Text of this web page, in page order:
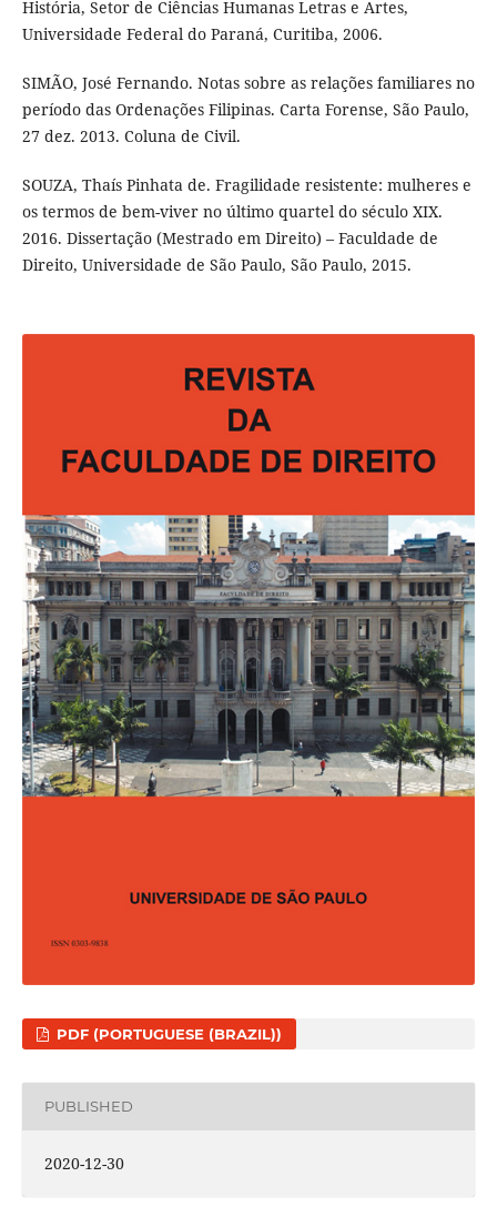
História, Setor de Ciências Humanas Letras e Artes,
Universidade Federal do Paraná, Curitiba, 2006.
SIMÃO, José Fernando. Notas sobre as relações familiares no
período das Ordenações Filipinas. Carta Forense, São Paulo,
27 dez. 2013. Coluna de Civil.
SOUZA, Thaís Pinhata de. Fragilidade resistente: mulheres e
os termos de bem-viver no último quartel do século XIX.
2016. Dissertação (Mestrado em Direito) – Faculdade de
Direito, Universidade de São Paulo, São Paulo, 2015.
PDF (PORTUGUESE (BRAZIL))
PUBLISHED
2020-12-30